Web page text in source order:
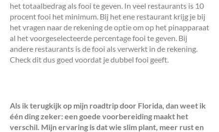
het totaalbedrag als fooi te geven. In veel restaurants is 10
procent fooi het minimum. Bij het ene restaurant krijg je bij
het vragen naar de rekening de optie om op het pinapparaat
al het voorgeselecteerde percentage fooi te geven. Bij
andere restaurants is de fooi als verwerkt in de rekening.
Check dit dus goed voordat je dubbel fooi geeft.
Als ik terugkijk op mijn roadtrip door Florida, dan weet ik
één ding zeker: een goede voorbereiding maakt het
verschil. Mijn ervaring is dat wie slim plant, meer rust en